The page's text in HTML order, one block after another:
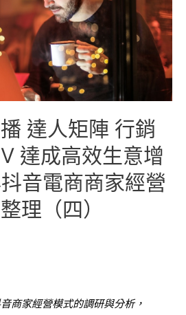
達人矩陣 行銷
達成高效生意增
音電商商家經營
理（四）
商家經營模式的調研與分析，